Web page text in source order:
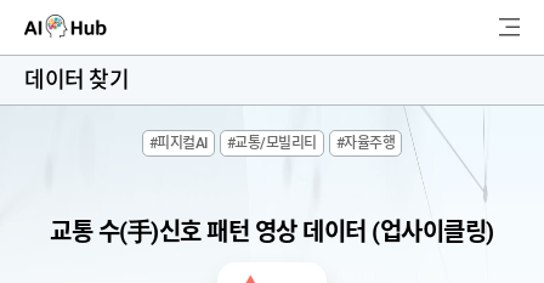
AI-Hub
AI 데이터찾기
색
데이터 찾기
#피지컬AI #교통/모빌리티 #자율주행
교통 수(手)신호 패턴 영상 데이터 (업사이클링)